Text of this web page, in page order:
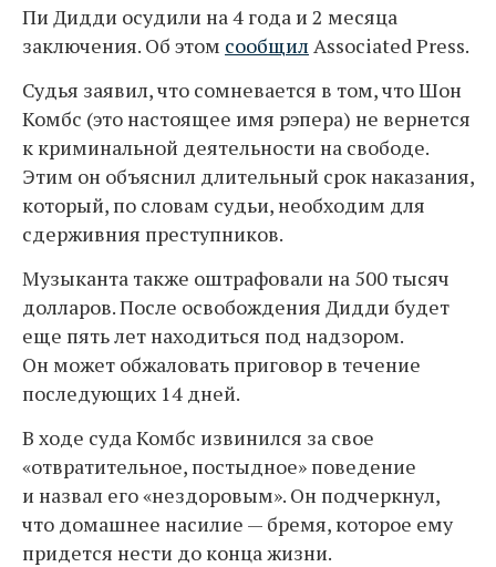
Пи Дидди осудили на 4 года и 2 месяца
заключения. Об этом сообщил Associated Press.
Судья заявил, что сомневается в том, что Шон
Комбс (это настоящее имя рэпера) не вернется
к криминальной деятельности на свободе.
Этим он объяснил длительный срок наказания,
который, по словам судьи, необходим для
сдерживния преступников.
Музыканта также оштрафовали на 500 тысяч
долларов. После освобождения Дидди будет
еще пять лет находиться под надзором.
Он может обжаловать приговор в течение
последующих 14 дней.
В ходе суда Комбс извинился за свое
«отвратительное, постыдное» поведение
и назвал его «нездоровым». Он подчеркнул,
что домашнее насилие — бремя, которое ему
придется нести до конца жизни.